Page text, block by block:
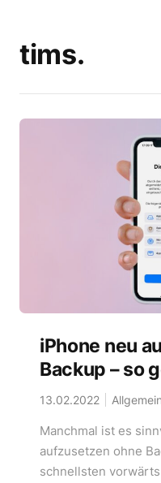
tims.
iPhone neu
Backup – so
13.02.2022 Allgemein
Manchmal ist es
aufzusetzen ohne
schnellsten